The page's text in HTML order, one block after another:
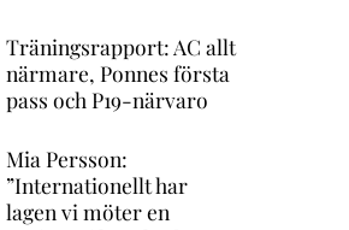
Träningsrapport: AC allt
närmare, Ponnes första
pass och P19-närvaro
Mia Persson:
”Internationellt har
lagen vi möter en